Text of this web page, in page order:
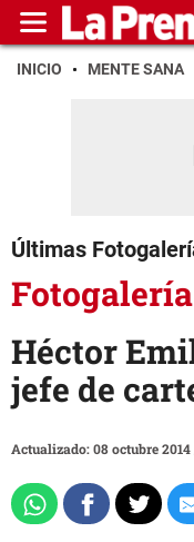
INICIO MENTE SANA
Últimas
Héctor
jefe de
Actualizado: 08 octubre 2014